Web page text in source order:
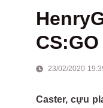
23/02/2020
Caster, cựu